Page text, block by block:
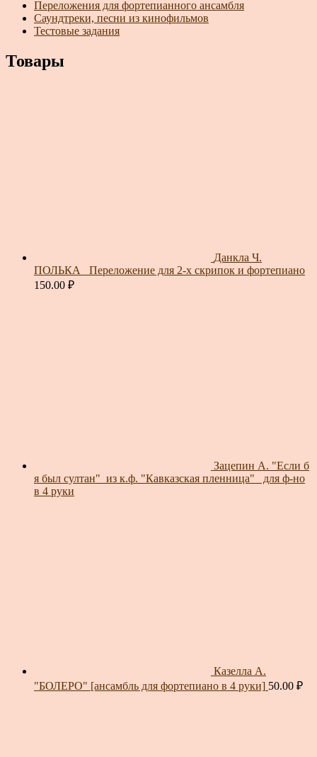
Переложения для фортепианного ансамбля
Саундтреки, песни из кинофильмов
Тестовые задания
Товары
Данкла Ч.
ПОЛЬКА_ Переложение для 2-х скрипок и фортепиано
150.00 ₽
Зацепин А. "Если б
я был султан"_из к.ф. "Кавказская пленница"_ для ф-но
в 4 руки
Казелла А.
"БОЛЕРО" [ансамбль для фортепиано в 4 руки] 50.00 ₽